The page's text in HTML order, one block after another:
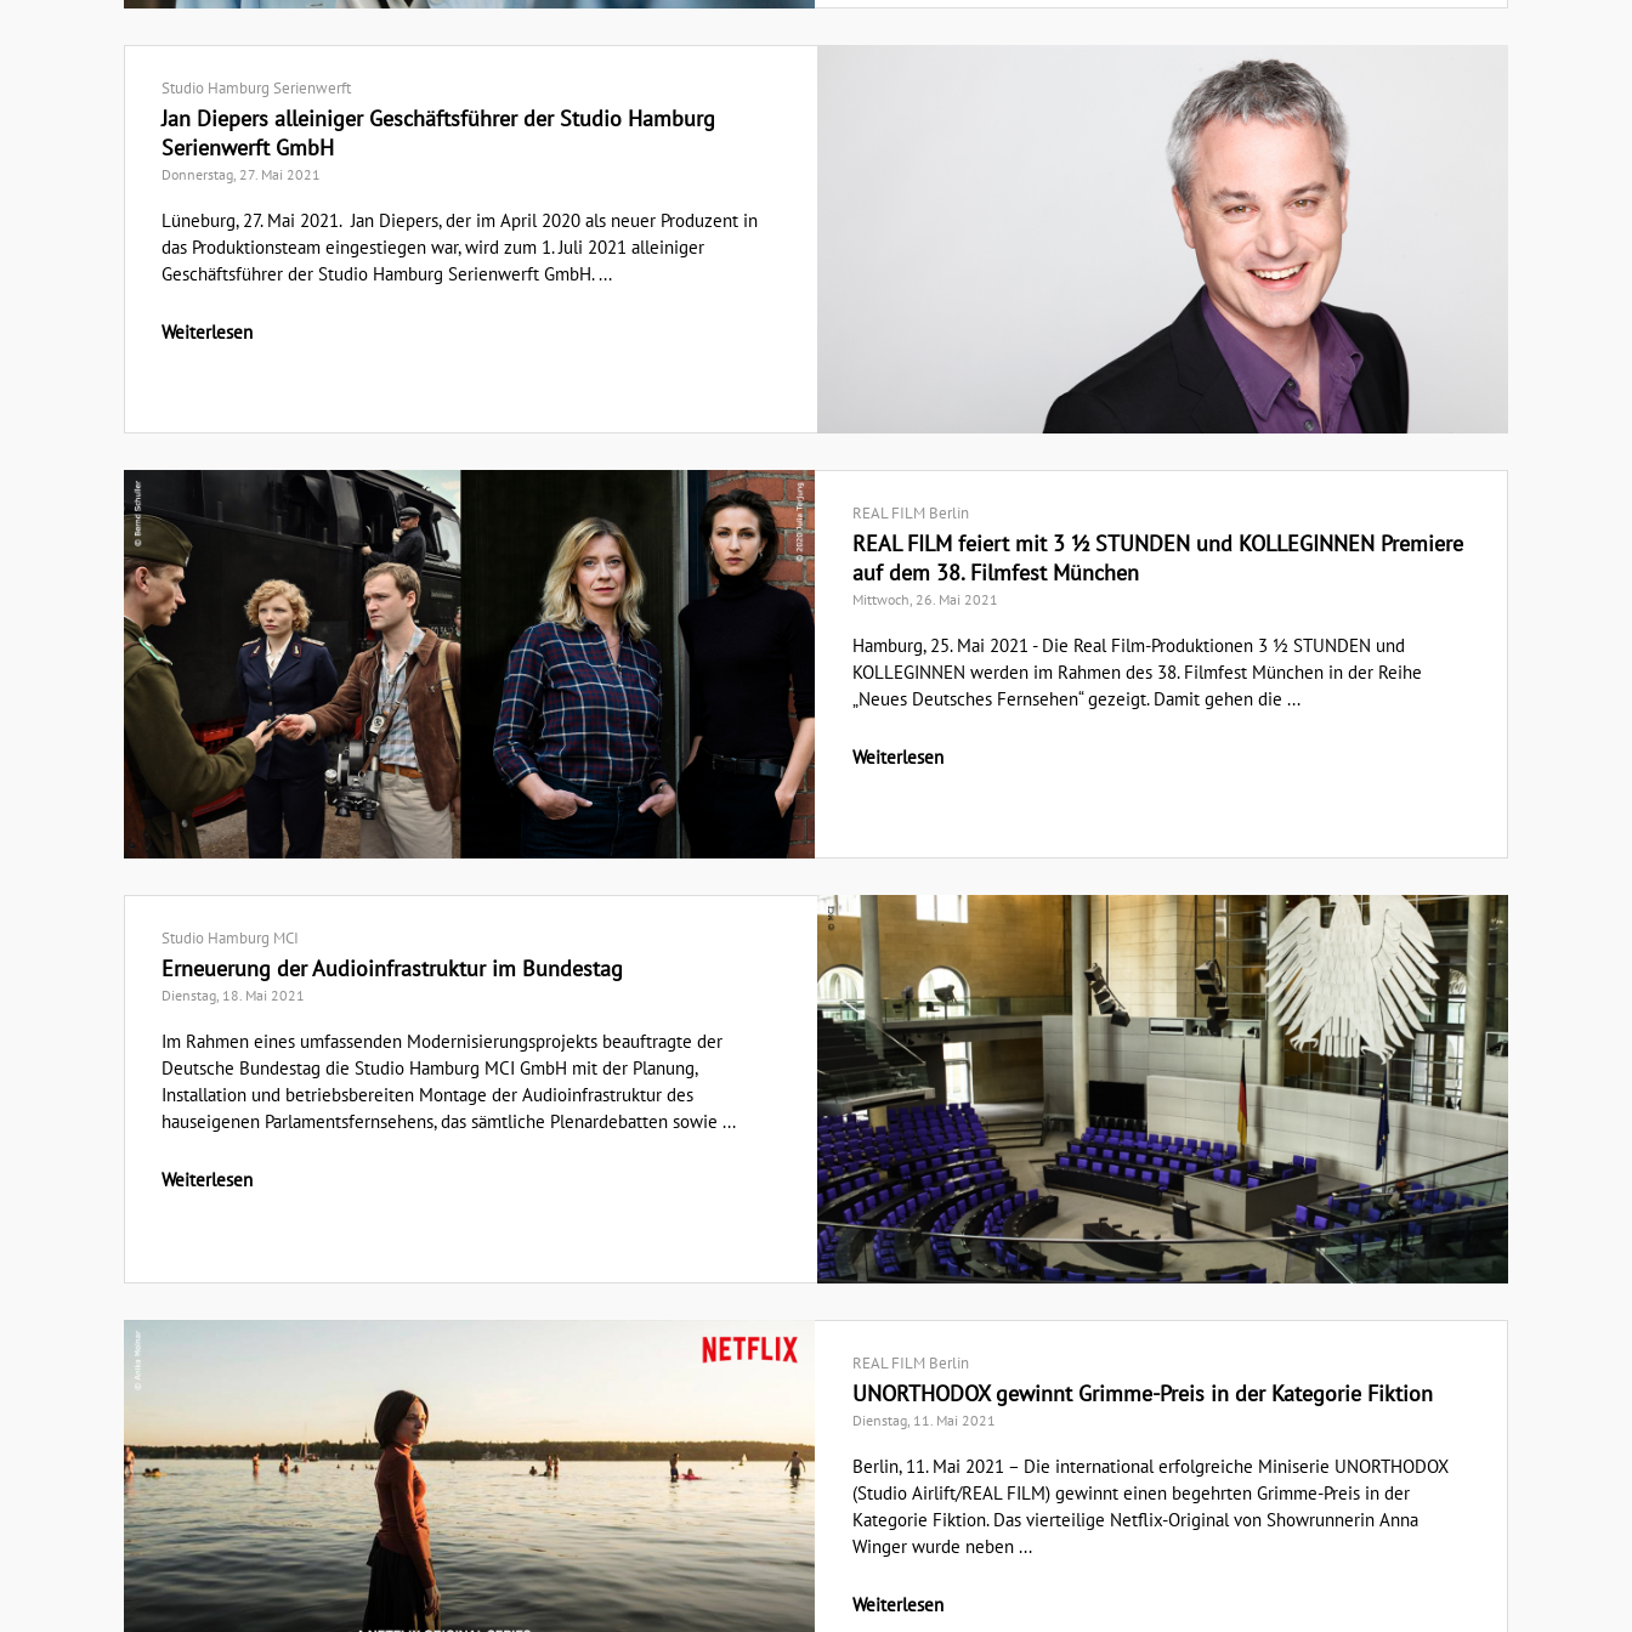
Studio Hamburg Serienwerft
Jan Diepers alleiniger Geschäftsführer der Studio Hamburg
Serienwerft GmbH
Donnerstag, 27. Mai 2021
Lüneburg, 27. Mai 2021. Jan Diepers, der im April 2020 als neuer Produzent in
das Produktionsteam eingestiegen war, wird zum 1. Juli 2021 alleiniger
Geschäftsführer der Studio Hamburg Serienwerft GmbH. ...
Weiterlesen
REAL FILM Berlin
REAL FILM feiert mit 3 ½ STUNDEN und KOLLEGINNEN Premiere
auf dem 38. Filmfest München
Mittwoch, 26. Mai 2021
Hamburg, 25. Mai 2021 - Die Real Film-Produktionen 3 ½ STUNDEN und
KOLLEGINNEN werden im Rahmen des 38. Filmfest München in der Reihe
„Neues Deutsches Fernsehen“ gezeigt. Damit gehen die ...
Weiterlesen
Studio Hamburg MCI
Erneuerung der Audioinfrastruktur im Bundestag
Dienstag, 18. Mai 2021
Im Rahmen eines umfassenden Modernisierungsprojekts beauftragte der
Deutsche Bundestag die Studio Hamburg MCI GmbH mit der Planung,
Installation und betriebsbereiten Montage der Audioinfrastruktur des
hauseigenen Parlamentsfernsehens, das sämtliche Plenardebatten sowie ...
Weiterlesen
REAL FILM Berlin
UNORTHODOX gewinnt Grimme-Preis in der Kategorie Fiktion
Dienstag, 11. Mai 2021
Berlin, 11. Mai 2021 – Die international erfolgreiche Miniserie UNORTHODOX
(Studio Airlift/REAL FILM) gewinnt einen begehrten Grimme-Preis in der
Kategorie Fiktion. Das vierteilige Netflix-Original von Showrunnerin Anna
Winger wurde neben ...
Weiterlesen